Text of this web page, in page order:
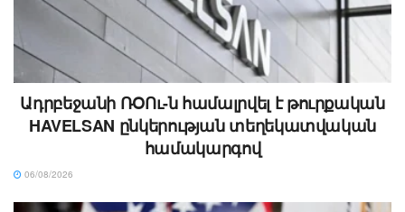
Ադրբեջանի ՌՕՈւ-ն համալրվել է թուրքական
HAVELSAN ընկերության տեղեկատվական
համակարգով
06/08/2026